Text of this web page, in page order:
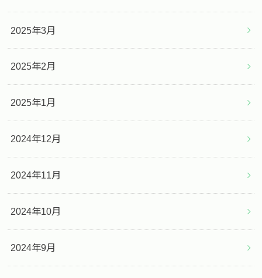
2025年3月
2025年2月
2025年1月
2024年12月
2024年11月
2024年10月
2024年9月